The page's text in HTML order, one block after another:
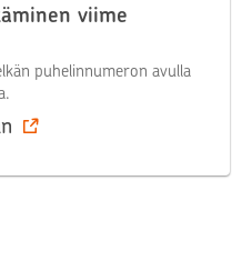
viime
puhelinnumeron avulla